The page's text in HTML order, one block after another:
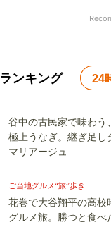
ランキング 24
谷中の古民家で味わう
極上うなぎ。継ぎ足し
マリアージュ
ご当地グルメ“旅”歩き
花巻で大谷翔平の高校
グルメ旅。勝つと食べ